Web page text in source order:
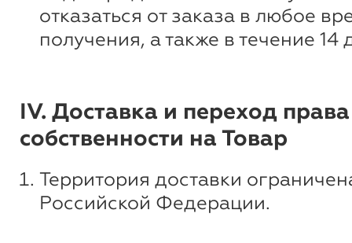
отказаться от заказа в любое
получения, а также в течение 14
IV. Доставка и переход права
собственности на Товар
Территория доставки
Российской Федерации.